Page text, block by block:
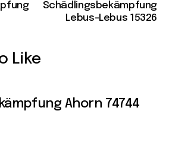
Schädlingsbekämpfung
Lebus-Lebus 15326
Like
Ahorn 74744